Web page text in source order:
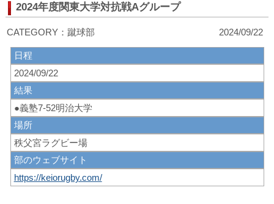
2024年度関東大学対抗戦Aグループ
CATEGORY：蹴球部 2024/09/22
日程
2024/09/22
結果
●義塾7-52明治大学
場所
秩父宮ラグビー場
部のウェブサイト
https://keiorugby.com/